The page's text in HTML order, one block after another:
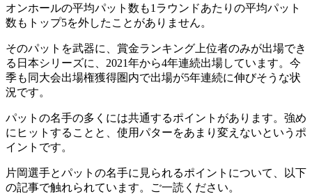
オンホールの平均パット数も1ラウンドあたりの平均パット
数もトップ5を外したことがありません。
そのパットを武器に、賞金ランキング上位者のみが出場でき
る日本シリーズに、2021年から4年連続出場しています。今
季も同大会出場権獲得圏内で出場が5年連続に伸びそうな状
況です。
パットの名手の多くには共通するポイントがあります。強め
にヒットすることと、使用パターをあまり変えないというポ
イントです。
片岡選手とパットの名手に見られるポイントについて、以下
の記事で触れられています。ご一読ください。